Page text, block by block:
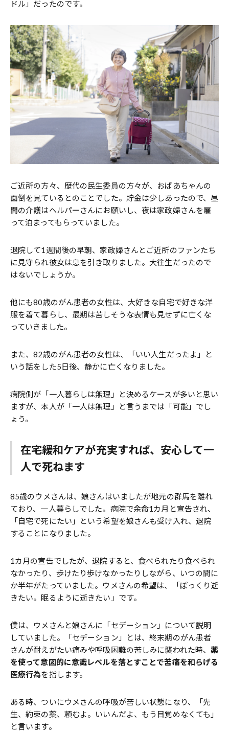
ドル」だったのです。
ご近所の方々、歴代の民生委員の方々が、おばあちゃんの
面倒を見ているとのことでした。貯金は少しあったので、昼
間の介護はヘルパーさんにお願いし、夜は家政婦さんを雇
って泊まってもらっていました。
退院して1週間後の早朝、家政婦さんとご近所のファンたち
に見守られ彼女は息を引き取りました。大往生だったので
はないでしょうか。
他にも80歳のがん患者の女性は、大好きな自宅で好きな洋
服を着て暮らし、最期は苦しそうな表情も見せずに亡くな
っていきました。
また、82歳のがん患者の女性は、「いい人生だったよ」と
いう話をした5日後、静かに亡くなりました。
病院側が「一人暮らしは無理」と決めるケースが多いと思い
ますが、本人が「一人は無理」と言うまでは「可能」でし
ょう。
在宅緩和ケアが充実すれば、安心して一
人で死ねます
85歳のウメさんは、娘さんはいましたが地元の群馬を離れ
ており、一人暮らしでした。病院で余命1カ月と宣告され、
「自宅で死にたい」という希望を娘さんも受け入れ、退院
することになりました。
1カ月の宣告でしたが、退院すると、食べられたり食べられ
なかったり、歩けたり歩けなかったりしながら、いつの間に
か半年がたっていました。ウメさんの希望は、「ぽっくり逝
きたい。眠るように逝きたい」です。
僕は、ウメさんと娘さんに「セデーション」について説明
していました。「セデーション」とは、終末期のがん患者
さんが耐えがたい痛みや呼吸困難の苦しみに襲われた時、薬
を使って意図的に意識レベルを落とすことで苦痛を和らげる
医療行為を指します。
ある時、ついにウメさんの呼吸が苦しい状態になり、「先
生、約束の薬、頼むよ。いいんだよ、もう目覚めなくても」
と言います。